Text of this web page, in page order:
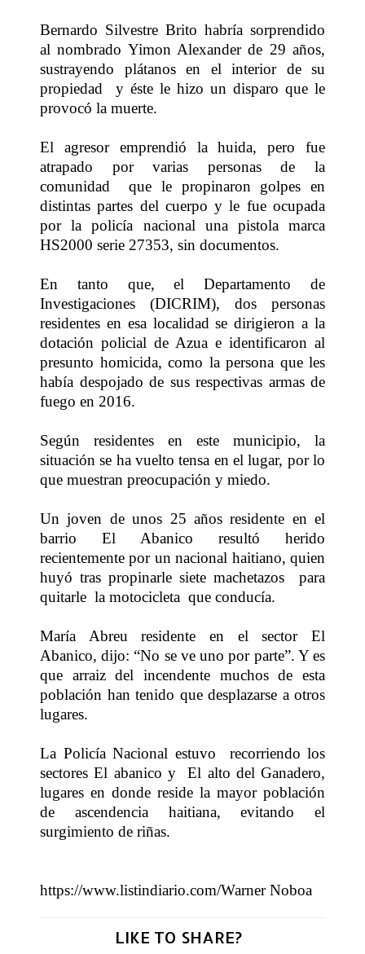
Bernardo Silvestre Brito habría sorprendido
al nombrado Yimon Alexander de 29 años,
sustrayendo plátanos en el interior de su
propiedad y éste le hizo un disparo que le
provocó la muerte.
El agresor emprendió la huida, pero fue
atrapado por varias personas de la
comunidad que le propinaron golpes en
distintas partes del cuerpo y le fue ocupada
por la policía nacional una pistola marca
HS2000 serie 27353, sin documentos.
En tanto que, el Departamento de
Investigaciones (DICRIM), dos personas
residentes en esa localidad se dirigieron a la
dotación policial de Azua e identificaron al
presunto homicida, como la persona que les
había despojado de sus respectivas armas de
fuego en 2016.
Según residentes en este municipio, la
situación se ha vuelto tensa en el lugar, por lo
que muestran preocupación y miedo.
Un joven de unos 25 años residente en el
barrio El Abanico resultó herido
recientemente por un nacional haitiano, quien
huyó tras propinarle siete machetazos para
quitarle la motocicleta que conducía.
María Abreu residente en el sector El
Abanico, dijo: “No se ve uno por parte”. Y es
que arraiz del incendente muchos de esta
población han tenido que desplazarse a otros
lugares.
La Policía Nacional estuvo recorriendo los
sectores El abanico y El alto del Ganadero,
lugares en donde reside la mayor población
de ascendencia haitiana, evitando el
surgimiento de riñas.
https://www.listindiario.com/Warner Noboa
LIKE TO SHARE?